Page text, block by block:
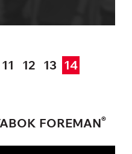
11 12 13 14
FOREMAN®